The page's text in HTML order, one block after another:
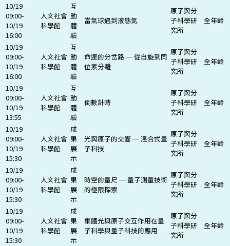
10/19
09:00-
10/19
16:00
人文社會
科學館
互
動
體
驗
當氣球遇到液態氮
原子與分
子科學研
究所
全年齡
10/19
09:00-
10/19
16:00
人文社會
科學館
互
動
體
驗
命運的分岔路 ─ 從自旋到同
位素分離
原子與分
子科學研
究所
全年齡
10/19
09:00-
10/19
13:55
人文社會
科學館
互
動
體
驗
倒數計時
原子與分
子科學研
究所
全年齡
10/19
09:00-
10/19
15:30
人文社會
科學館
成
果
展
示
光與原子的交響 ─ 混合式量
子科技
原子與分
子科學研
究所
全年齡
10/19
09:00-
10/19
15:30
人文社會
科學館
成
果
展
示
時空的量尺 ─ 量子測量技術
的極限探索
原子與分
子科學研
究所
全年齡
10/19
09:00-
10/19
15:30
人文社會
科學館
成
果
展
示
集體光與原子交互作用在量
子科學與量子科技的應用
原子與分
子科學研
究所
全年齡